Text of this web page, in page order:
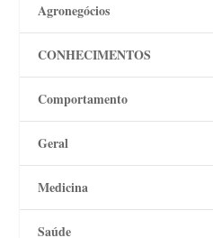
Agronegócios
CONHECIMENTOS
Comportamento
Geral
Medicina
Saúde